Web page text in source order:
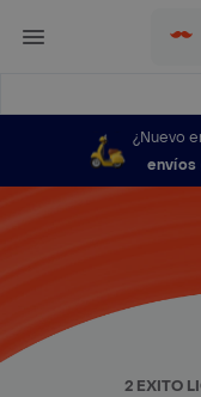
¿Nuevo
envíos
2 EXITO